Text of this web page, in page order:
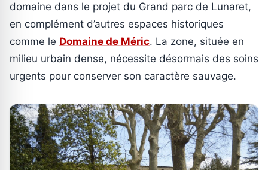
domaine dans le projet du Grand parc de Lunaret,
en complément d’autres espaces historiques
comme le Domaine de Méric. La zone, située en
milieu urbain dense, nécessite désormais des soins
urgents pour conserver son caractère sauvage.